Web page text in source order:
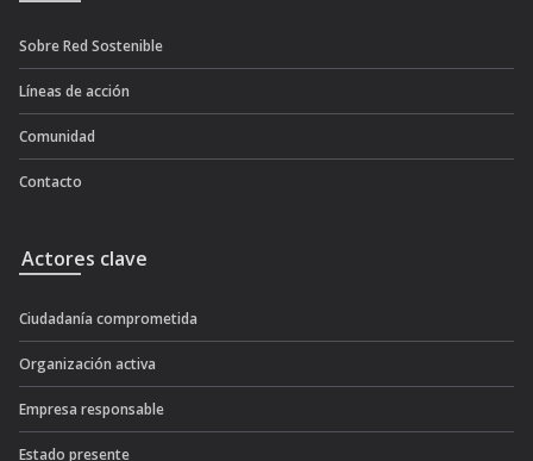
Sobre Red Sostenible
Líneas de acción
Comunidad
Contacto
Actores clave
Ciudadanía comprometida
Organización activa
Empresa responsable
Estado presente